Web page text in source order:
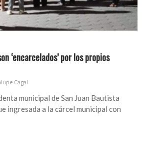
‘encarcelados’ por los propios
Cagal
municipal de San Juan Bautista
ingresada a la cárcel municipal con